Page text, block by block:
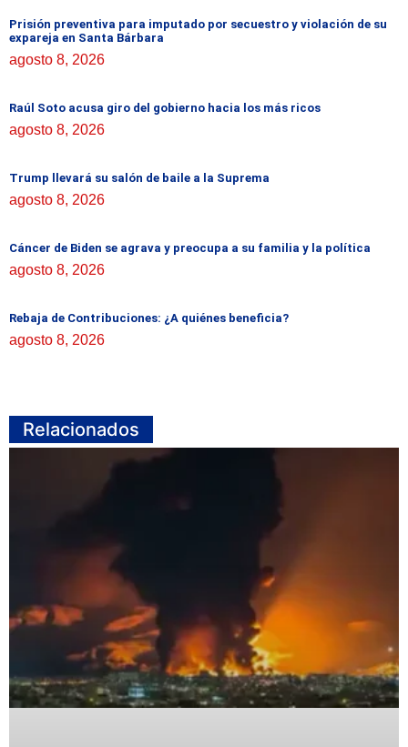
Prisión preventiva para imputado por secuestro y violación de su
expareja en Santa Bárbara
agosto 8, 2026
Raúl Soto acusa giro del gobierno hacia los más ricos
agosto 8, 2026
Trump llevará su salón de baile a la Suprema
agosto 8, 2026
Cáncer de Biden se agrava y preocupa a su familia y la política
agosto 8, 2026
Rebaja de Contribuciones: ¿A quiénes beneficia?
agosto 8, 2026
Relacionados